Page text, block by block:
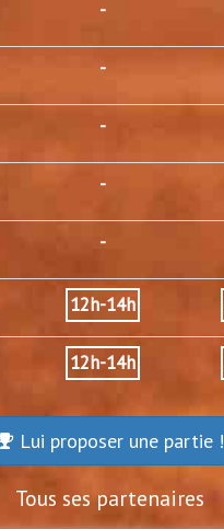
-
-
-
-
-
12h-14h
12h-14h
Lui proposer une partie !
Tous ses partenaires